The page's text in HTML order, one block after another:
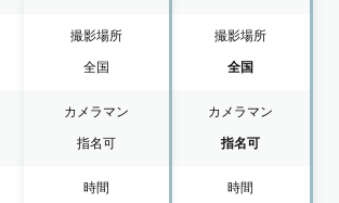
撮影場所
全国
カメラマン
指名可
時間
撮影場所
全国
カメラマン
指名可
時間